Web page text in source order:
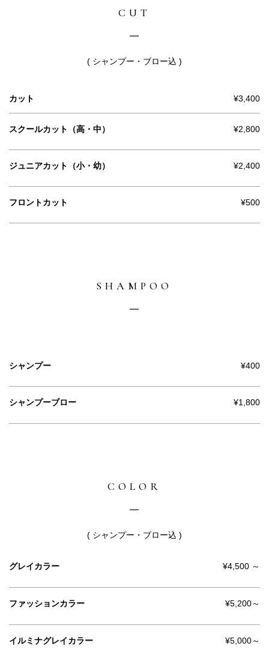
CUT
( シャンプー・ブロー込 )
カット ¥3,400
スクールカット（高・中） ¥2,800
ジュニアカット（小・幼） ¥2,400
フロントカット ¥500
SHAMPOO
シャンプー ¥400
シャンプーブロー ¥1,800
COLOR
( シャンプー・ブロー込 )
グレイカラー ¥4,500 ～
ファッションカラー ¥5,200～
イルミナグレイカラー ¥5,000～